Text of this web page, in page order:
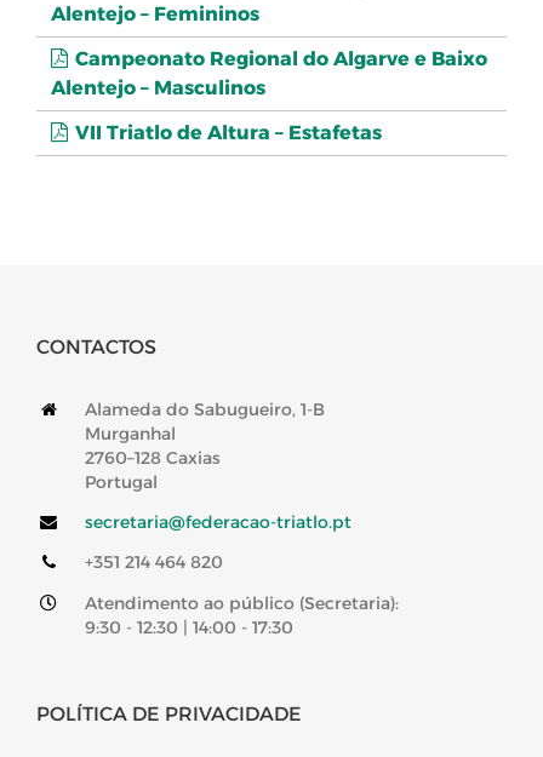
Alentejo – Femininos
Campeonato Regional do Algarve e Baixo
Alentejo – Masculinos
VII Triatlo de Altura – Estafetas
CONTACTOS
Alameda do Sabugueiro, 1-B
Murganhal
2760–128 Caxias
Portugal
secretaria@federacao-triatlo.pt
+351 214 464 820
Atendimento ao público (Secretaria):
9:30 - 12:30 | 14:00 - 17:30
POLÍTICA DE PRIVACIDADE